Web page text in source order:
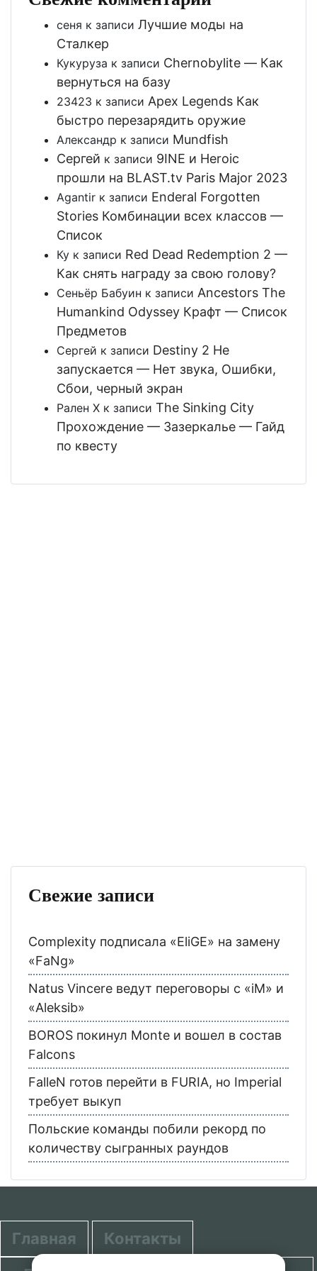
сеня к записи Лучшие моды на
Сталкер
Кукуруза к записи Chernobylite — Как
вернуться на базу
23423 к записи Apex Legends Как
быстро перезарядить оружие
Александр к записи Mundfish
Сергей к записи 9INE и Heroic
прошли на BLAST.tv Paris Major 2023
Agantir к записи Enderal Forgotten
Stories Комбинации всех классов —
Список
Ку к записи Red Dead Redemption 2 —
Как снять награду за свою голову?
Сеньёр Бабуин к записи Ancestors The
Humankind Odyssey Крафт — Список
Предметов
Сергей к записи Destiny 2 Не
запускается — Нет звука, Ошибки,
Сбои, черный экран
Рален Х к записи The Sinking City
Прохождение — Зазеркалье — Гайд
по квесту
Свежие записи
Complexity подписала «EliGE» на замену
«FaNg»
Natus Vincere ведут переговоры с «iM» и
«Aleksib»
BOROS покинул Monte и вошел в состав
Falcons
FalleN готов перейти в FURIA, но Imperial
требует выкуп
Польские команды побили рекорд по
количеству сыгранных раундов
Главная
Контакты